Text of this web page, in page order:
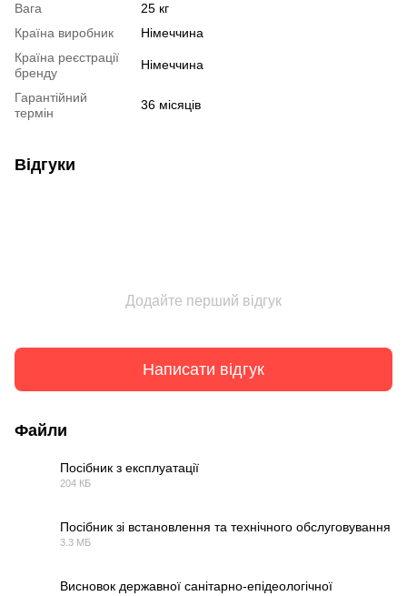
Вага
25 кг
Країна виробник
Німеччина
Країна реєстрації
бренду
Німеччина
Гарантійний
термін
36 місяців
Відгуки
Додайте перший відгук
Написати відгук
Файли
Посібник з експлуатації
204 КБ
Посібник зі встановлення та технічного обслуговування
3.3 МБ
Висновок державної санітарно-епідеологічної